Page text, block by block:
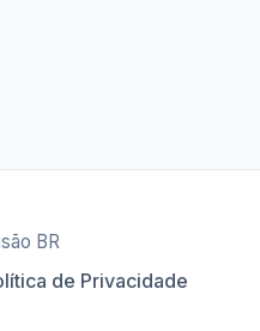
BR
de Privacidade